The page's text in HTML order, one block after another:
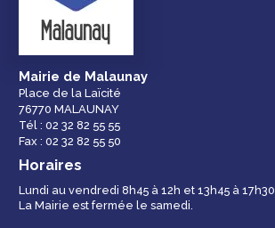
Espace famille
Mairie de Malaunay
Place de la Laïcité
76770 MALAUNAY
Tél : 02 32 82 55 55
Fax : 02 32 82 55 50
Horaires
Lundi au vendredi 8h45 à 12h et 13h45 à 17h30.
La Mairie est fermée le samedi.